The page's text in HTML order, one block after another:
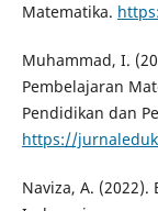
Matematika.
Muhammad, I.
Pembelajaran
Pendidikan dan
https://
Naviza, A. (2022).